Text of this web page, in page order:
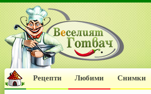
Рецепти Любими Снимки